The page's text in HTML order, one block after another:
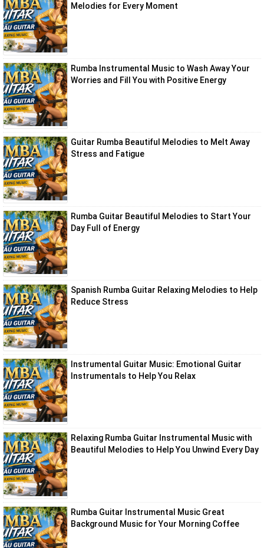
Melodies for Every Moment
Rumba Instrumental Music to Wash Away Your
Worries and Fill You with Positive Energy
Guitar Rumba Beautiful Melodies to Melt Away
Stress and Fatigue
Rumba Guitar Beautiful Melodies to Start Your
Day Full of Energy
Spanish Rumba Guitar Relaxing Melodies to Help
Reduce Stress
Instrumental Guitar Music: Emotional Guitar
Instrumentals to Help You Relax
Relaxing Rumba Guitar Instrumental Music with
Beautiful Melodies to Help You Unwind Every Day
Rumba Guitar Instrumental Music Great
Background Music for Your Morning Coffee